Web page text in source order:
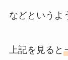
などというよ
上記を見ると